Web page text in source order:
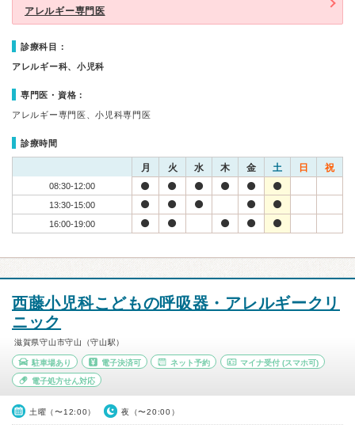
アレルギー専門医
診療科目：
アレルギー科、小児科
専門医・資格：
アレルギー専門医、小児科専門医
診療時間
月 火 水 木 金 土 日 祝
08:30-12:00
13:30-15:00
16:00-19:00
西藤小児科こどもの呼吸器・アレルギークリ
ニック
滋賀県守山市守山（守山駅）
駐車場あり 電子決済可 ネット予約 マイナ受付 (スマホ可)
電子処方せん対応
土曜（〜12:00） 夜（〜20:00）